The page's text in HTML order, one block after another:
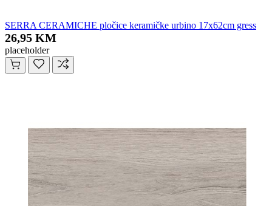
SERRA CERAMICHE pločice keramičke urbino 17x62cm gress
26,95 KM
placeholder